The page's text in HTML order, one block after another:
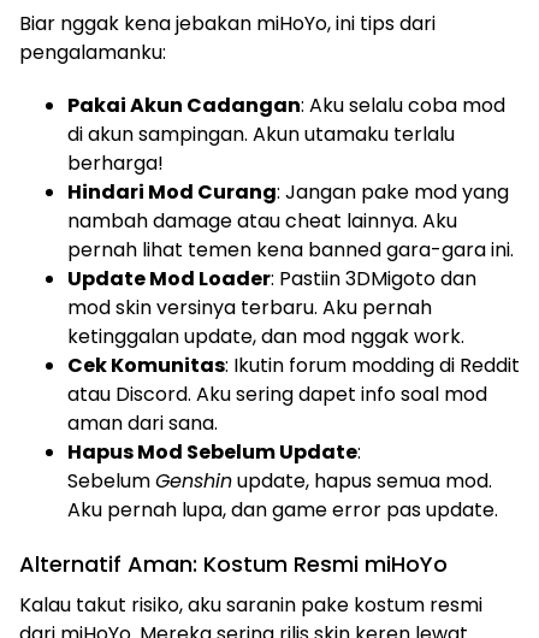
Biar nggak kena jebakan miHoYo, ini tips dari
pengalamanku:
Pakai Akun Cadangan: Aku selalu coba mod
di akun sampingan. Akun utamaku terlalu
berharga!
Hindari Mod Curang: Jangan pake mod yang
nambah damage atau cheat lainnya. Aku
pernah lihat temen kena banned gara-gara ini.
Update Mod Loader: Pastiin 3DMigoto dan
mod skin versinya terbaru. Aku pernah
ketinggalan update, dan mod nggak work.
Cek Komunitas: Ikutin forum modding di Reddit
atau Discord. Aku sering dapet info soal mod
aman dari sana.
Hapus Mod Sebelum Update:
SebelumGenshinupdate, hapus semua mod.
Aku pernah lupa, dan game error pas update.
Alternatif Aman: Kostum Resmi miHoYo
Kalau takut risiko, aku saranin pake kostum resmi